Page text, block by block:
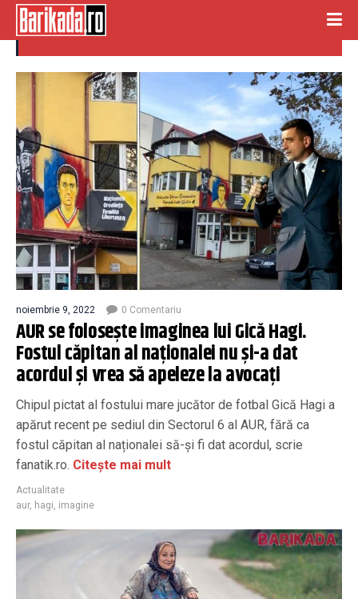
imagine
noiembrie 9, 2022 0 Comentariu
AUR se folosește imaginea lui Gică Hagi.
Fostul căpitan al naționalei nu și-a dat
acordul și vrea să apeleze la avocați
Chipul pictat al fostului mare jucător de fotbal Gică Hagi a
apărut recent pe sediul din Sectorul 6 al AUR, fără ca
fostul căpitan al naționalei să-și fi dat acordul, scrie
fanatik.ro. Citește mai mult
Actualitate
aur, hagi, imagine